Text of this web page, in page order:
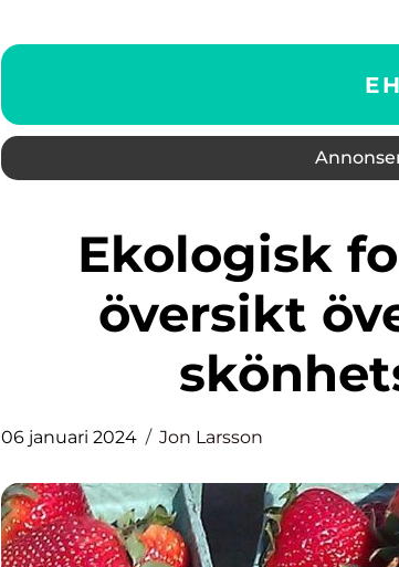
Ekologisk foundation: En
översikt
06 januari 2024 Jon Larsson